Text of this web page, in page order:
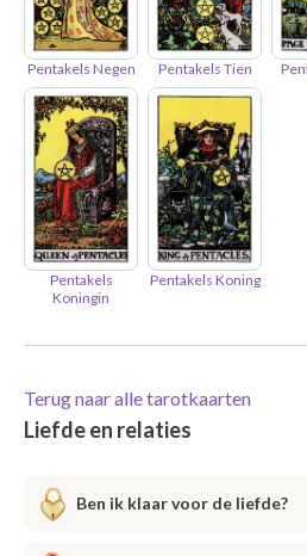
Pentakels Negen Pentakels Tien
Pentakels
Koningin
Pentakels Koning
Terug naar alle tarotkaarten
Liefde en relaties
Ben ik klaar voor de liefde?